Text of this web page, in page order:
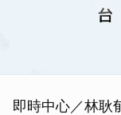
即時中心／林耿